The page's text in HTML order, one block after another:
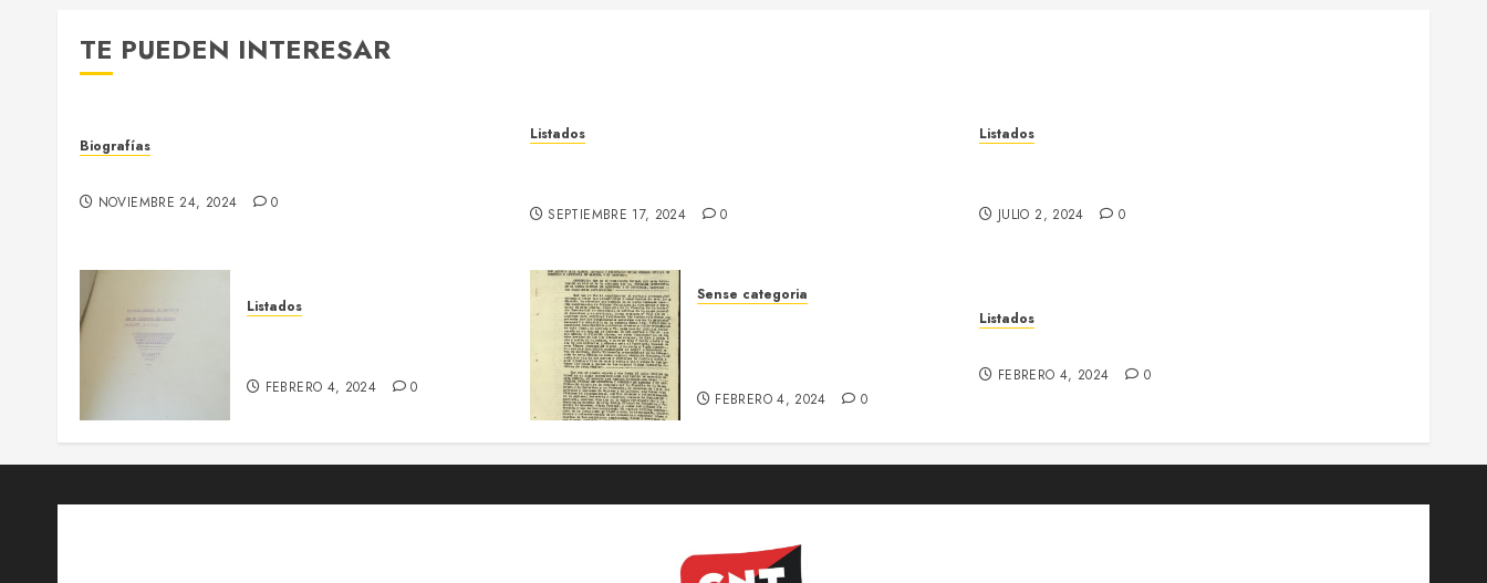
entradas
TE PUEDEN INTERESAR
Biografías
NOVIEMBRE 24, 2024 0
Listados
SEPTIEMBRE 17, 2024 0
Listados
JULIO 2, 2024 0
Listados
FEBRERO 4, 2024 0
Sense categoria
FEBRERO 4, 2024 0
Listados
FEBRERO 4, 2024 0